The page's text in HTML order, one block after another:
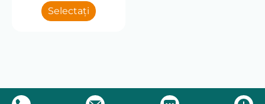
Selectați